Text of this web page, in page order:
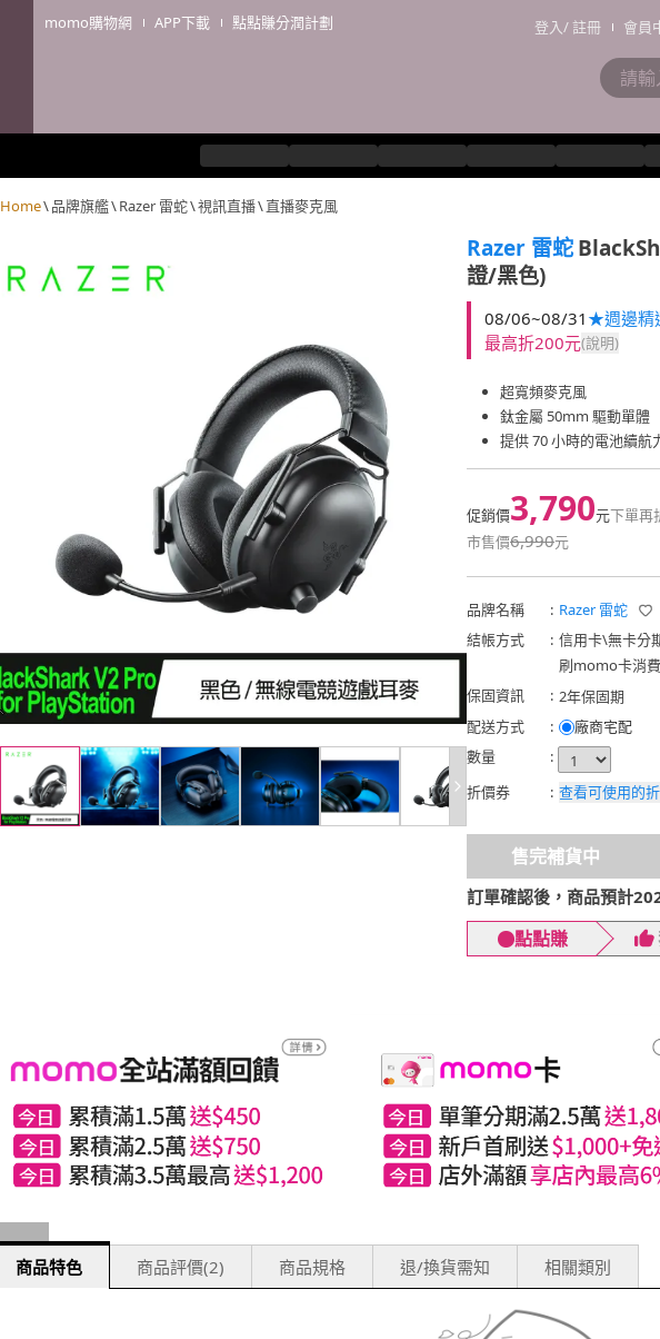
momo購物網 APP下載 點點賺分潤計劃 登入/註冊 會員
Home\品牌旗艦\Razer 雷蛇\視訊直播\直播麥克風
Razer 雷蛇
證/黑色)
08/06~08/31 ★週邊
最高折200元(說明)
超寬頻麥克風
鈦金屬 50mm 驅動單體
提供 70 小時的電池續航
促銷價3,790元下單再
市售價6,990元
品牌名稱 : Razer 雷蛇
結帳方式
: 信用卡\無卡分
刷momo卡消
保固資訊
: 2年保固期
配送方式
:
廠商宅配
數量
:
折價券
: 查看可使用的
售完補貨中
訂單確認後，商品預計
點點賺
商品特色 商品評價(2) 商品規格 退/換貨需知 相關類別